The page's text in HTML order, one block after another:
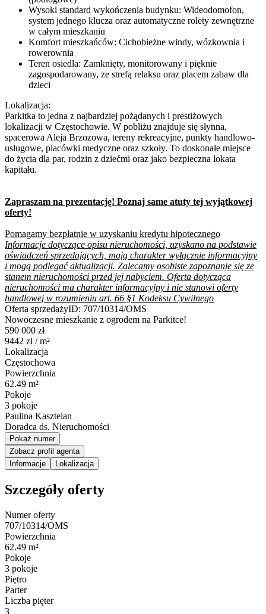
Wysoki standard wykończenia budynku: Wideodomofon,
system jednego klucza oraz automatyczne rolety zewnętrzne
w całym mieszkaniu
Komfort mieszkańców: Cichobieżne windy, wózkownia i
rowerownia
Teren osiedla: Zamknięty, monitorowany i pięknie
zagospodarowany, ze strefą relaksu oraz placem zabaw dla
dzieci
Lokalizacja:
Parkitka to jedna z najbardziej pożądanych i prestiżowych
lokalizacji w Częstochowie. W pobliżu znajduje się słynna,
spacerowa Aleja Brzozowa, tereny rekreacyjne, punkty handlowo-
usługowe, placówki medyczne oraz szkoły. To doskonałe miejsce
do życia dla par, rodzin z dziećmi oraz jako bezpieczna lokata
kapitału.
Zapraszam na prezentację! Poznaj same atuty tej wyjątkowej
oferty!
Pomagamy bezpłatnie w uzyskaniu kredytu hipotecznego
Informacje dotyczące opisu nieruchomości, uzyskano na podstawie
oświadczeń sprzedających, mają charakter wyłącznie informacyjny
i mogą podlegać aktualizacji. Zalecamy osobiste zapoznanie się ze
stanem nieruchomości przed jej nabyciem. Oferta dotycząca
nieruchomości ma charakter informacyjny i nie stanowi oferty
handlowej w rozumieniu art. 66 §1 Kodeksu Cywilnego
Oferta sprzedażyID: 707/10314/OMS
Nowoczesne mieszkanie z ogrodem na Parkitce!
590 000 zł
9442 zł/ m²
Lokalizacja
Częstochowa
Powierzchnia
62.49 m²
Pokoje
3 pokoje
Paulina Kasztelan
Doradca ds. Nieruchomości
Pokaż numer
Zobacz profil agenta
Informacje
Lokalizacja
Szczegóły oferty
Numer oferty
707/10314/OMS
Powierzchnia
62.49 m²
Pokoje
3 pokoje
Piętro
Parter
Liczba pięter
3